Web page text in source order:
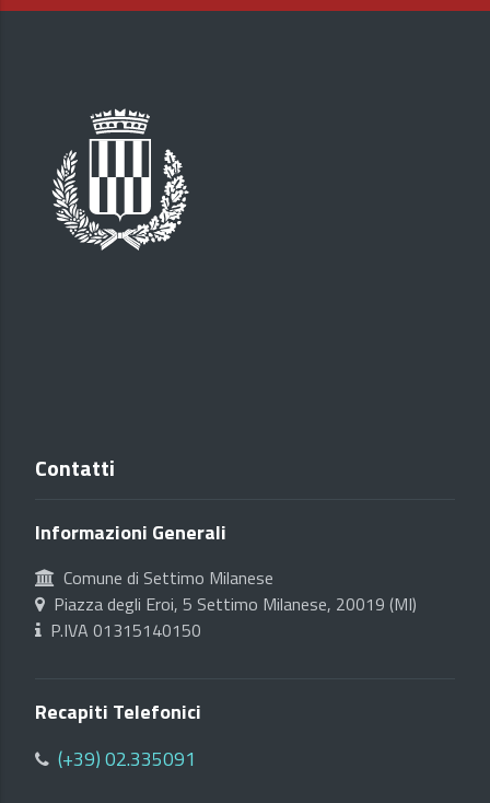
Contatti
Informazioni Generali
Comune di Settimo Milanese
Piazza degli Eroi, 5 Settimo Milanese, 20019 (MI)
P.IVA 01315140150
Recapiti Telefonici
(+39) 02.335091